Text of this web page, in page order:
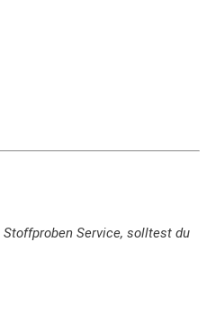
Stoffproben Service, solltest du